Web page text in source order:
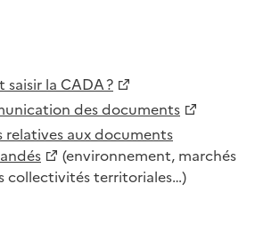
la CADA ?
des documents
relatives aux documents
(environnement, marchés
collectivités territoriales…)